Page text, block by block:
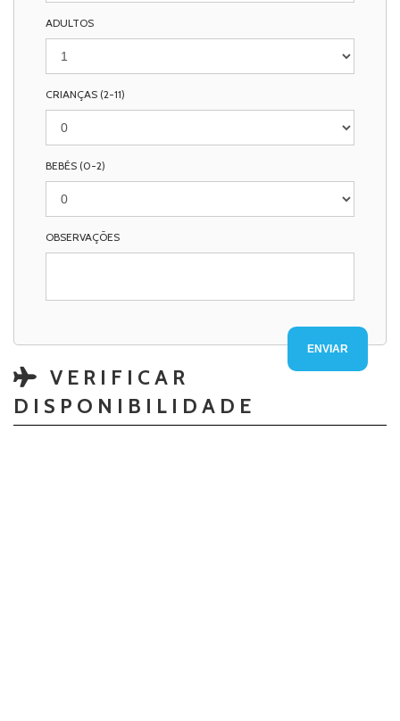
ADULTOS
CRIANÇAS (2-11)
BEBÉS (0-2)
OBSERVAÇÕES
VERIFICAR
DISPONIBILIDADE